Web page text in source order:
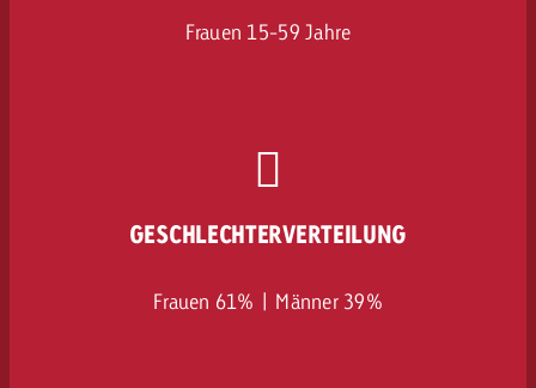
Frauen 15-59 Jahre
GESCHLECHTERVERTEILUNG
Frauen 61% | Männer 39%